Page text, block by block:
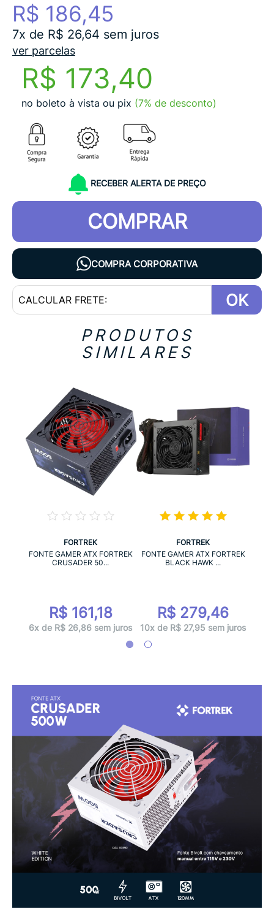
R$ 186,45
7x de R$ 26,64 sem juros
ver parcelas
R$ 173,40
no boleto à vista ou pix (7% de desconto)
RECEBER ALERTA DE PREÇO
COMPRAR
COMPRA CORPORATIVA
OK
PRODUTOS
SIMILARES
FORTREK
FONTE GAMER ATX FORTREK
CRUSADER 50...
R$ 161,18
6x de R$ 26,86 sem juros
FORTREK
FONTE GAMER ATX FORTREK
BLACK HAWK ...
R$ 279,46
10x de R$ 27,95 sem juros